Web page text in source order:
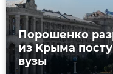
Порошенко
из Крыма
вузы